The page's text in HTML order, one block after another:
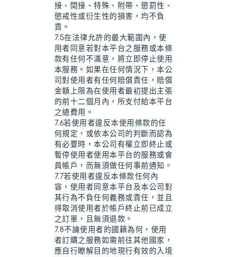
接、間接、特殊、附帶、懲罰性、
懲戒性或衍生性的損害，均不負
責。
7.5在法律允許的最大範圍內，使
用者同意若對本平台之服務或本條
款有任何不滿意，將立即停止使用
本服務。如果在任何情況下，本公
司對使用者有任何賠償責任，賠償
金額上限為在使用者最初提出主張
的前十二個月內，所支付給本平台
之總費用。
7.6若使用者違反本使用條款的任
何規定，或依本公司的判斷而認為
有必要時，本公司有權立即終止或
暫停使用者使用本平台的服務或會
員帳戶，而無須做任何事前通知。
7.7若使用者違反本條款任何內
容，使用者同意本平台及本公司對
其行為不負任何義務或責任，並且
得取消使用者於帳戶終止前已成立
之訂單，且無須退款。
7.8不論使用者的國籍為何，使用
者訂購之服務如需前往其他國家，
應自行瞭解目的地現行有效的入境